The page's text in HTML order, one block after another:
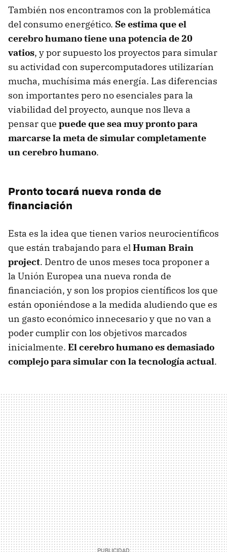
También nos encontramos con la problemática
del consumo energético. Se estima que el
cerebro humano tiene una potencia de 20
vatios, y por supuesto los proyectos para simular
su actividad con supercomputadores utilizarían
mucha, muchísima más energía. Las diferencias
son importantes pero no esenciales para la
viabilidad del proyecto, aunque nos lleva a
pensar que puede que sea muy pronto para
marcarse la meta de simular completamente
un cerebro humano.
Pronto tocará nueva ronda de
financiación
Esta es la idea que tienen varios neurocientíficos
que están trabajando para elHuman Brain
project. Dentro de unos meses toca proponer a
la Unión Europea una nueva ronda de
financiación, y son los propios científicos los que
están oponiéndose a la medida aludiendo que es
un gasto económico innecesario y que no van a
poder cumplir con los objetivos marcados
inicialmente. El cerebro humano es demasiado
complejo para simular con la tecnología actual.